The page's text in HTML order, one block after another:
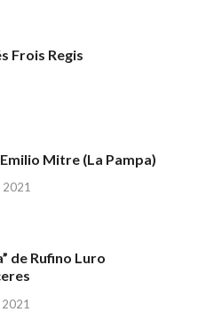
Frois Regis
Mitre (La Pampa)
2021
de Rufino Luro